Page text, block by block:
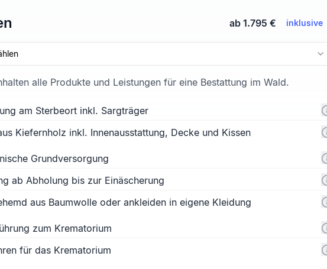
ab 1.795 € inklusive
alle Produkte und Leistungen für eine Bestattung im Wald.
am Sterbeort inkl. Sargträger
Kiefernholz inkl. Innenausstattung, Decke und Kissen
Grundversorgung
ab Abholung bis zur Einäscherung
aus Baumwolle oder ankleiden in eigene Kleidung
zum Krematorium
für das Krematorium